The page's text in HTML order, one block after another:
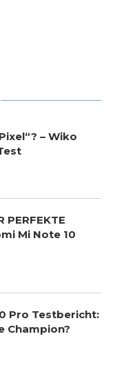
– Wiko
PERFEKTE
Mi Note 10
Pro Testbericht:
Champion?